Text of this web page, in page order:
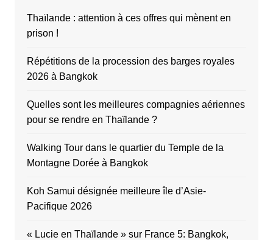
Thaïlande : attention à ces offres qui mènent en
prison !
Répétitions de la procession des barges royales
2026 à Bangkok
Quelles sont les meilleures compagnies aériennes
pour se rendre en Thaïlande ?
Walking Tour dans le quartier du Temple de la
Montagne Dorée à Bangkok
Koh Samui désignée meilleure île d’Asie-
Pacifique 2026
« Lucie en Thaïlande » sur France 5: Bangkok,